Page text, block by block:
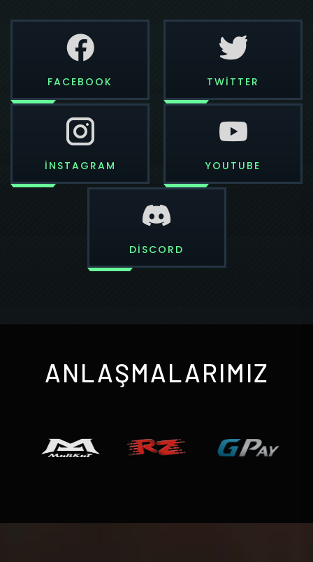
FACEBOOK TWITTER
INSTAGRAM YOUTUBE
DISCORD
ANLAŞMALARIMIZ